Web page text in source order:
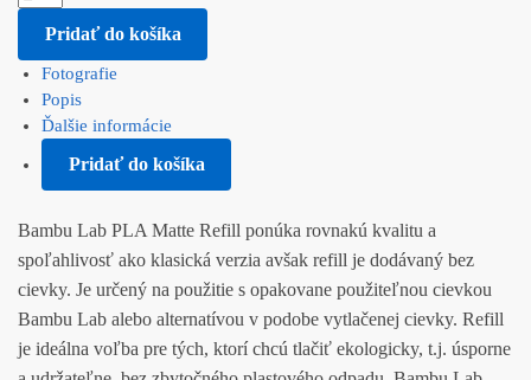
Pridať do košíka
Fotografie
Popis
Ďalšie informácie
Pridať do košíka
Bambu Lab PLA Matte Refill ponúka rovnakú kvalitu a
spoľahlivosť ako klasická verzia avšak refill je dodávaný bez
cievky. Je určený na použitie s opakovane použiteľnou cievkou
Bambu Lab alebo alternatívou v podobe vytlačenej cievky. Refill
je ideálna voľba pre tých, ktorí chcú tlačiť ekologicky, t.j. úsporne